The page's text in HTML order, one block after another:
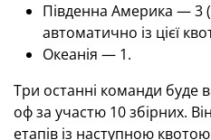
Південна Америка — 3
автоматично із цієї
Океанія — 1.
Три останні команди буде
оф за участю 10 збірних.
етапів із наступною